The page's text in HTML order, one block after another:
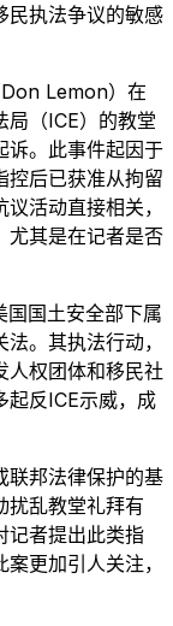
民执法争议的敏感
Don Lemon）在
局（ICE）的教堂
诉。此事件起因于
控后已获准从拘留
活动直接相关，
尤其是在记者是否
国国土安全部下属
。其执法行动，
人权团体和移民社
起反ICE示威，成
联邦法律保护的基
扰乱教堂礼拜有
记者提出此类指
更加引人关注，